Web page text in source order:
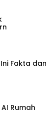
Fakta dan
Rumah